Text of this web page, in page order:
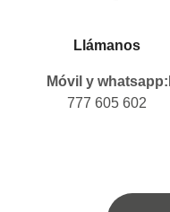
Llámanos
Móvil y whatsapp:
777 605 602